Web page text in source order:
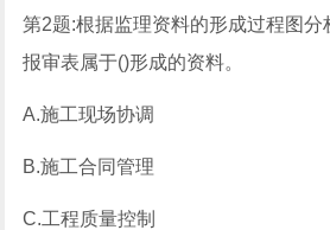
第2题:根据监理资料的形成过程图
报审表属于()形成的资料。
A.施工现场协调
B.施工合同管理
C.工程质量控制